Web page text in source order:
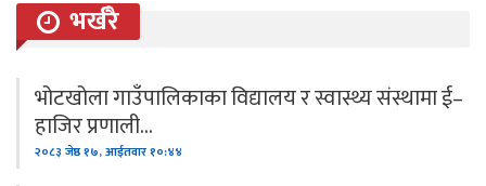
भर्खरै
भोटखोला गाउँपालिकाका विद्यालय र स्वास्थ्य संस्थामा ई–
हाजिर प्रणाली…
२०८३ जेष्ठ १७, आईतवार १०:४४